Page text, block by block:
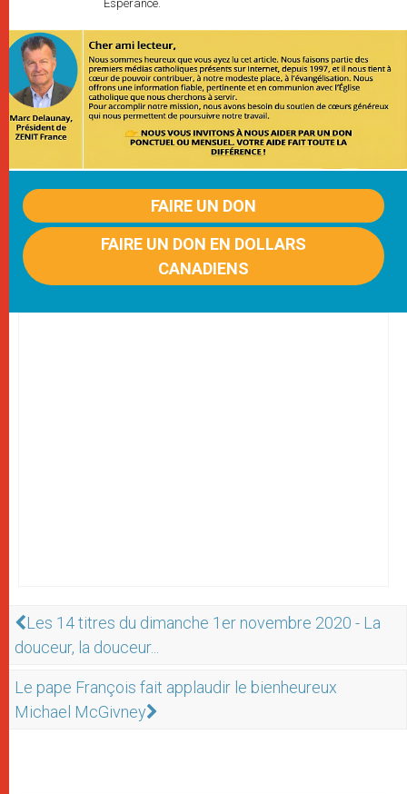
Espérance.
FAIRE UN DON
FAIRE UN DON EN DOLLARS
CANADIENS
Les 14 titres du dimanche 1er novembre 2020 - La
douceur, la douceur...
Le pape François fait applaudir le bienheureux
Michael McGivney